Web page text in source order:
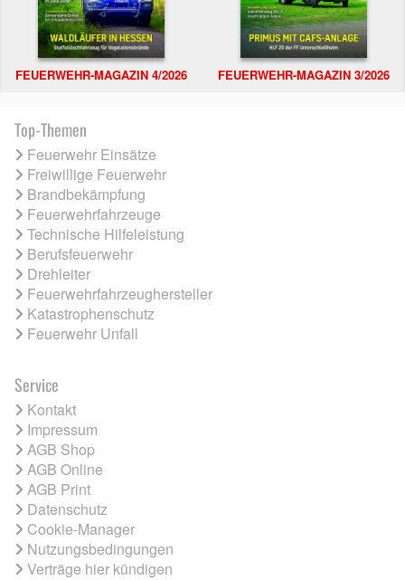
FEUERWEHR-MAGAZIN 4/2026 FEUERWEHR-MAGAZIN 3/2026
Top-Themen
Feuerwehr Einsätze
Freiwillige Feuerwehr
Brandbekämpfung
Feuerwehrfahrzeuge
Technische Hilfeleistung
Berufsfeuerwehr
Drehleiter
Feuerwehrfahrzeughersteller
Katastrophenschutz
Feuerwehr Unfall
Service
Kontakt
Impressum
AGB Shop
AGB Online
AGB Print
Datenschutz
Cookie-Manager
Nutzungsbedingungen
Verträge hier kündigen